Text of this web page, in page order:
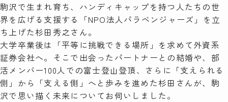
駒沢で生まれ育ち、ハンディキャップを持つ人たちの世
界を広げる支援する「NPO法人パラベンジャーズ」を立
ち上げた杉田秀之さん。
大学卒業後は「平等に挑戦できる場所」を求めて外資系
証券会社へ。そこで出会ったパートナーとの結婚や、部
活メンバー100人での富士登山登頂、さらに「支えられる
側」から「支える側」へと歩みを進めた杉田さんが、駒
沢で思い描く未来についてお伺いしました。
前月
SUN MON TUE WED THU FRI SAT
26 27 28 29 30 31
1
3 4 5 7
8
10 11 12 13 14
15
16
17 18 19 20 21
22
27 28
29
30
31 1 2 3 4